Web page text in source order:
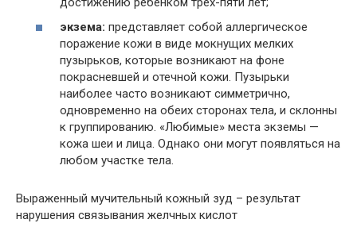
экзема: представляет собой аллергическое
поражение кожи в виде мокнущих мелких
пузырьков, которые возникают на фоне
покрасневшей и отечной кожи. Пузырьки
наиболее часто возникают симметрично,
одновременно на обеих сторонах тела, и склонны
к группированию. «Любимые» места экземы —
кожа шеи и лица. Однако они могут появляться на
любом участке тела.
Выраженный мучительный кожный зуд – результат
нарушения связывания желчных кислот